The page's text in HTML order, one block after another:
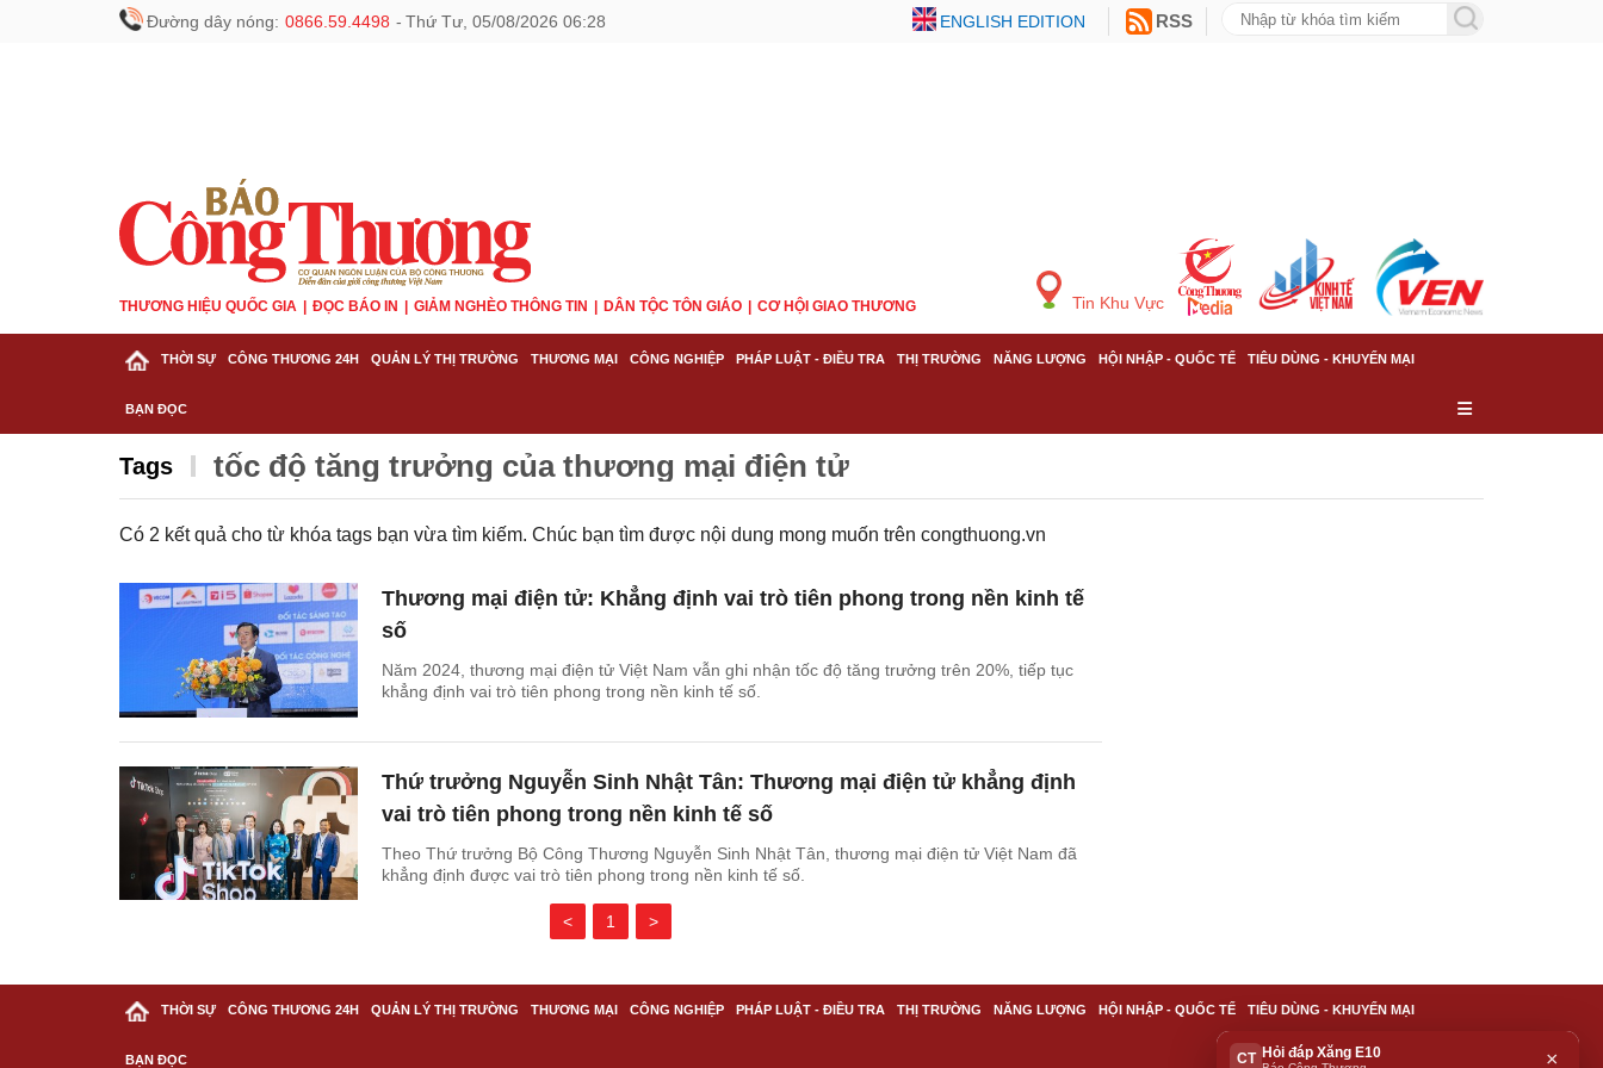
Đường dây nóng: 0866.59.4498 - Thứ Tư, 05/08/2026 06:28 RSS
ENGLISH EDITION
THƯƠNG HIỆU QUỐC GIA ĐỌC BÁO IN GIẢM NGHÈO THÔNG TIN DÂN TỘC TÔN GIÁO CƠ HỘI GIAO THƯƠNG Tin Khu Vực
THỜI SỰ CÔNG THƯƠNG 24H QUẢN LÝ THỊ TRƯỜNG THƯƠNG MẠI CÔNG NGHIỆP PHÁP LUẬT - ĐIỀU TRA THỊ TRƯỜNG NĂNG LƯỢNG HỘI NHẬP - QUỐC TẾ TIÊU DÙNG - KHUYẾN MẠI
BẠN ĐỌC
Tags tốc độ tăng trưởng của thương mại điện tử
Có 2 kết quả cho từ khóa tags bạn vừa tìm kiếm. Chúc bạn tìm được nội dung mong muốn trên congthuong.vn
Thương mại điện tử: Khẳng định vai trò tiên phong trong nền kinh tế
số
Năm 2024, thương mại điện tử Việt Nam vẫn ghi nhận tốc độ tăng trưởng trên 20%, tiếp tục
khẳng định vai trò tiên phong trong nền kinh tế số.
Thứ trưởng Nguyễn Sinh Nhật Tân: Thương mại điện tử khẳng định
vai trò tiên phong trong nền kinh tế số
Theo Thứ trưởng Bộ Công Thương Nguyễn Sinh Nhật Tân, thương mại điện tử Việt Nam đã
khẳng định được vai trò tiên phong trong nền kinh tế số.
< 1 >
THỜI SỰ CÔNG THƯƠNG 24H QUẢN LÝ THỊ TRƯỜNG THƯƠNG MẠI CÔNG NGHIỆP PHÁP LUẬT - ĐIỀU TRA THỊ TRƯỜNG NĂNG LƯỢNG HỘI NHẬP - QUỐC TẾ TIÊU DÙNG - KHUYẾN MẠI
BẠN ĐỌC CT Hỏi đáp Xăng E10 ×